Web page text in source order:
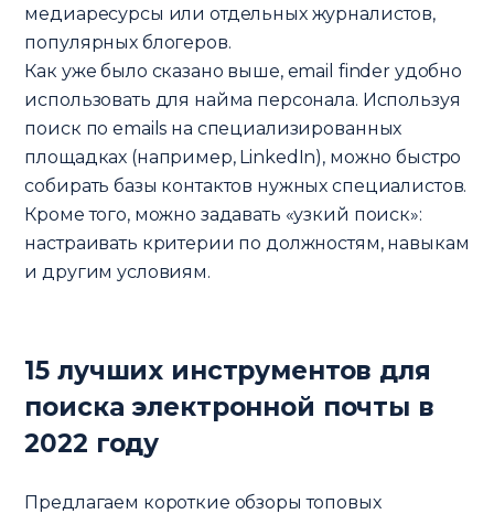
медиаресурсы или отдельных журналистов,
популярных блогеров.
Как уже было сказано выше, email finder удобно
использовать для найма персонала. Используя
поиск по emails на специализированных
площадках (например, LinkedIn), можно быстро
собирать базы контактов нужных специалистов.
Кроме того, можно задавать «узкий поиск»:
настраивать критерии по должностям, навыкам
и другим условиям.
15 лучших инструментов для
поиска электронной почты в
2022 году
Предлагаем короткие обзоры топовых